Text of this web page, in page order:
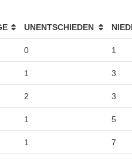
UNENTSCHIEDEN
0 1
1 3
2 3
1 5
1 7